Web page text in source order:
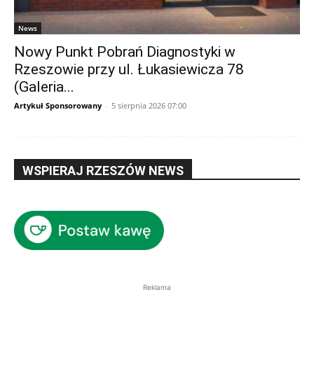
News
Nowy Punkt Pobrań Diagnostyki w
Rzeszowie przy ul. Łukasiewicza 78
(Galeria...
Artykuł Sponsorowany - 5 sierpnia 2026 07:00
WSPIERAJ RZESZÓW NEWS
Reklama